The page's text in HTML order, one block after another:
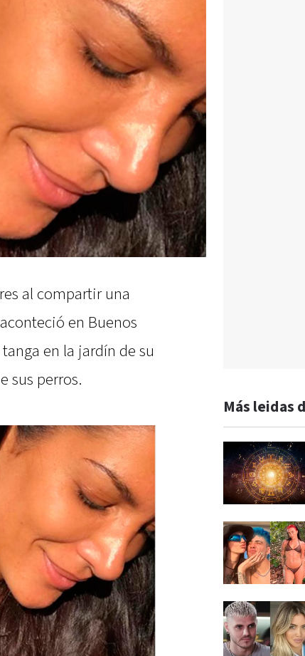
al compartir una
en Buenos
en la jardín de su
sus perros.
Más leidas